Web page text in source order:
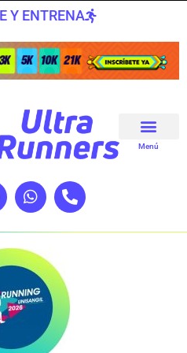
Y ENTRENA
Menú